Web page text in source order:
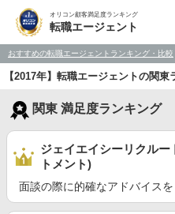
オリコン顧客満足度ランキング
転職エージェント
おすすめの転職エージェントランキング・比較
【2017年】転職エージェントの関
関東 満足度ランキング
ジェイエイシーリクル
トメント)
面談の際に的確なアドバイス